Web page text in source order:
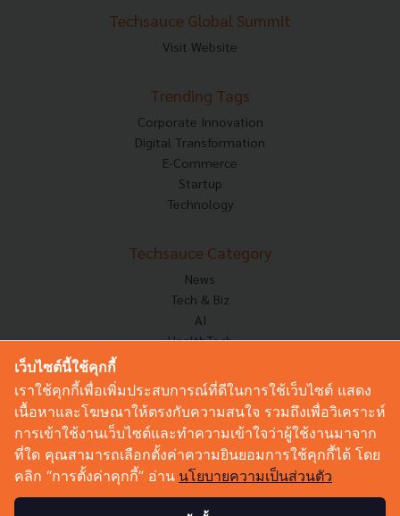
Techsauce Global Summit
Visit Website
Trending Tags
Corporate Innovation
Digital Transformation
E-Commerce
Startup
Technology
Techsauce Category
News
Tech & Biz
AI
HealthTech
Corp Innov
Saucy Thoughts
Based On
Sustainable
Videos
Podcast
เว็บไซต์นี้ใช้คุกกี้
เราใช้คุกกี้เพื่อเพิ่มประสบการณ์ที่ดีในการใช้เว็บไซต์ แสดง
เนื้อหาและโฆษณาให้ตรงกับความสนใจ รวมถึงเพื่อวิเคราะห์
การเข้าใช้งานเว็บไซต์และทำความเข้าใจว่าผู้ใช้งานมาจาก
ที่ใด คุณสามารถเลือกตั้งค่าความยินยอมการใช้คุกกี้ได้ โดย
คลิก “การตั้งค่าคุกกี้” อ่าน นโยบายความเป็นส่วนตัว